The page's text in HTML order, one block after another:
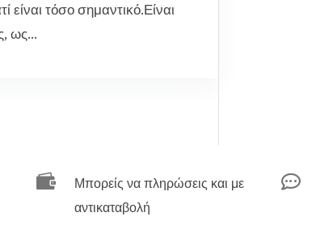
είναι τόσο σημαντικό.Είναι
ως...

Μπορείς να πληρώσεις και με
αντικαταβολή
